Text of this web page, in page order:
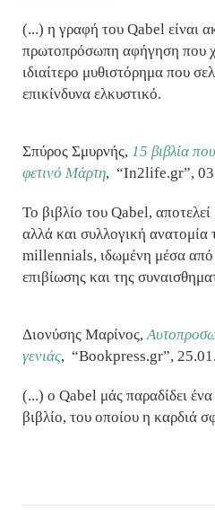
(...) η γραφή του Qabel είναι
πρωτοπρόσωπη αφήγηση που
ιδιαίτερο μυθιστόρημα που
επικίνδυνα ελκυστικό.
Σπύρος Σμυρνής, 15 βιβλία
φετινό Μάρτη, “In2life.gr”,
Το βιβλίο του Qabel,
αλλά και συλλογική ανατομία
millennials, ιδωμένη μέσα από
επιβίωσης και της
Διονύσης Μαρίνος,
γενιάς, “Bookpress.gr”,
(...) ο Qabel μάς παραδίδει ένα
βιβλίο, του οποίου η καρδιά